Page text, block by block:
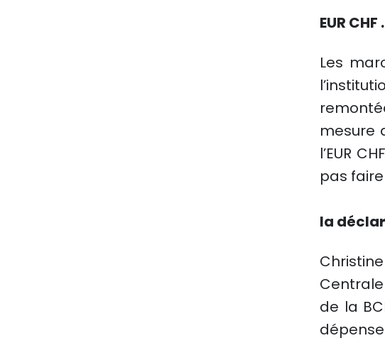
EUR
Les
mesure
l’EUR
pas
la
de la